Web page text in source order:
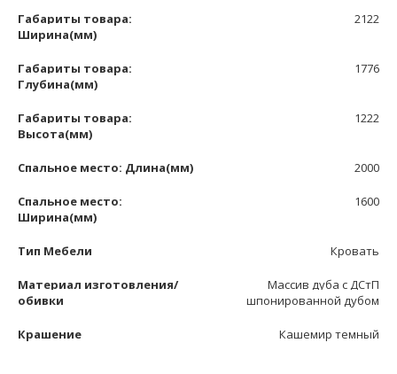
Габариты товара:
Ширина(мм)
2122
Габариты товара:
Глубина(мм)
1776
Габариты товара:
Высота(мм)
1222
Спальное место: Длина(мм) 2000
Спальное место:
Ширина(мм)
1600
Тип Мебели Кровать
Материал изготовления/
обивки
Массив дуба с ДСтП
шпонированной дубом
Крашение Кашемир темный